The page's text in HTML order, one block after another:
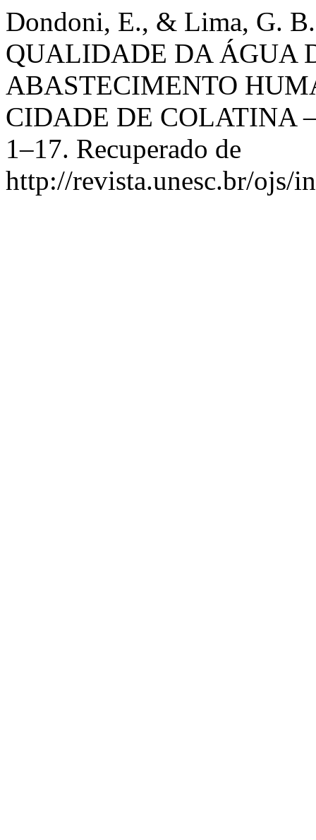
Dondoni, E., & Lima, G.
QUALIDADE DA ÁGUA
ABASTECIMENTO
CIDADE DE COLATINA
1–17. Recuperado de
http://revista.unesc.br/ojs/